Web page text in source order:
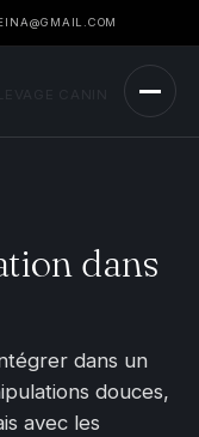
CANIN
dans
dans un
douces,
avec les